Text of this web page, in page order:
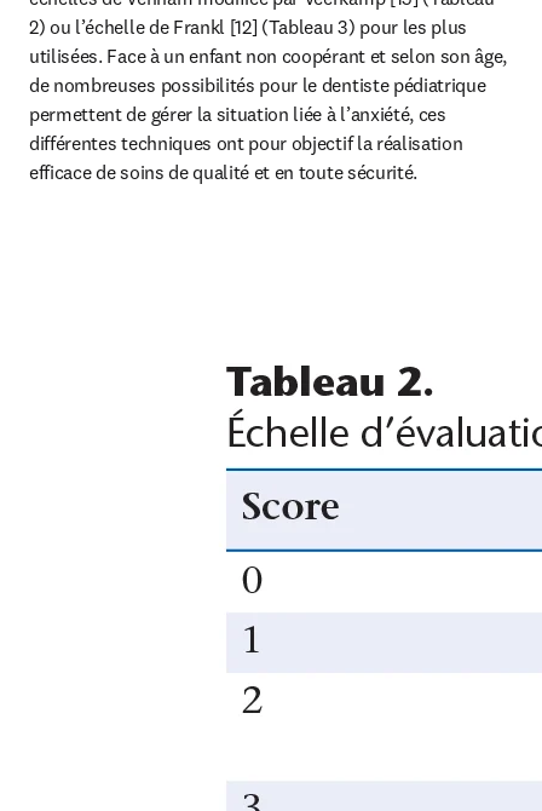
2) ou l’échelle de Frankl [12] (Tableau 3) pour les plus
utilisées. Face à un enfant non coopérant et selon son âge,
de nombreuses possibilités pour le dentiste pédiatrique
permettent de gérer la situation liée à l’anxiété, ces
différentes techniques ont pour objectif la réalisation
efficace de soins de qualité et en toute sécurité.